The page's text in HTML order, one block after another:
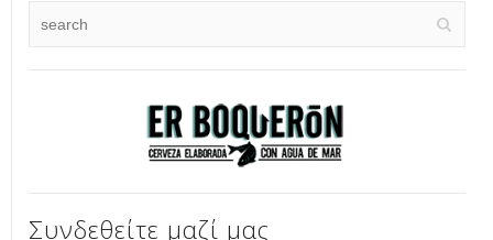
Συνδεθείτε μαζί μας